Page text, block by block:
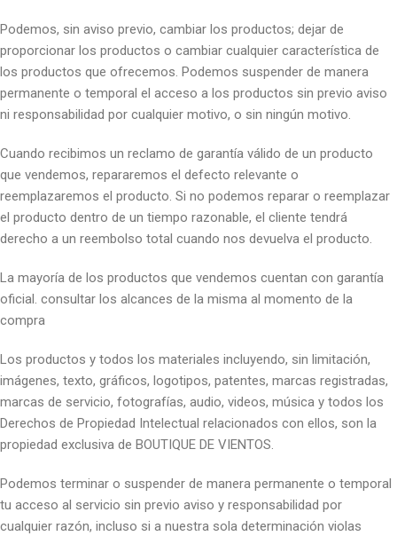
Podemos, sin aviso previo, cambiar los productos; dejar de
proporcionar los productos o cambiar cualquier característica de
los productos que ofrecemos. Podemos suspender de manera
permanente o temporal el acceso a los productos sin previo aviso
ni responsabilidad por cualquier motivo, o sin ningún motivo.
Cuando recibimos un reclamo de garantía válido de un producto
que vendemos, repararemos el defecto relevante o
reemplazaremos el producto. Si no podemos reparar o reemplazar
el producto dentro de un tiempo razonable, el cliente tendrá
derecho a un reembolso total cuando nos devuelva el producto.
La mayoría de los productos que vendemos cuentan con garantía
oficial. consultar los alcances de la misma al momento de la
compra
Los productos y todos los materiales incluyendo, sin limitación,
imágenes, texto, gráficos, logotipos, patentes, marcas registradas,
marcas de servicio, fotografías, audio, videos, música y todos los
Derechos de Propiedad Intelectual relacionados con ellos, son la
propiedad exclusiva de BOUTIQUE DE VIENTOS.
Podemos terminar o suspender de manera permanente o temporal
tu acceso al servicio sin previo aviso y responsabilidad por
cualquier razón, incluso si a nuestra sola determinación violas